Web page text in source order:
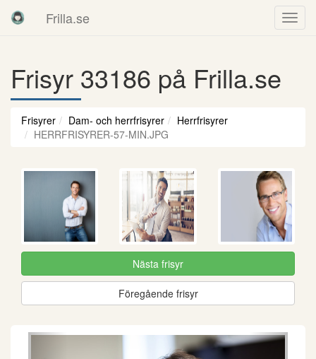
Frilla.se
Frisyr 33186 på Frilla.se
Frisyrer Dam- och herrfrisyrer
Herrfrisyrer
HERRFRISYRER-57-MIN.JPG
Nästa frisyr
Föregående frisyr
Föregående